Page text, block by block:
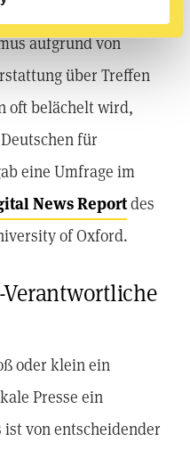
aufgrund von
über Treffen
oft belächelt wird,
für
eine Umfrage im
News Reportdes
of Oxford.
Verantwortliche
oder klein ein
Presse ein
von entscheidender